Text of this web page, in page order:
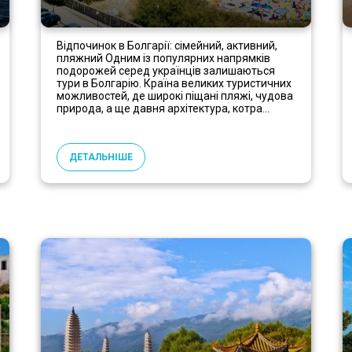
Відпочинок в Болгарії: сімейний, активний,
пляжний Одним із популярних напрямків
подорожей серед українців залишаються
тури в Болгарію. Країна великих туристичних
можливостей, де широкі піщані пляжі, чудова
природа, а ще давня архітектура, котра...
ДЕТАЛЬНІШЕ